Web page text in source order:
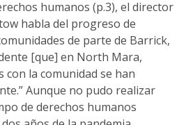
humanos (p.3), el director
habla del progreso de
de parte de Barrick,
[que] en North Mara,
con la comunidad se han
Aunque no pudo realizar
de derechos humanos